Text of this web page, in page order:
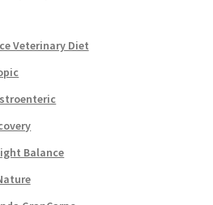
Veterinary Diet
Balance